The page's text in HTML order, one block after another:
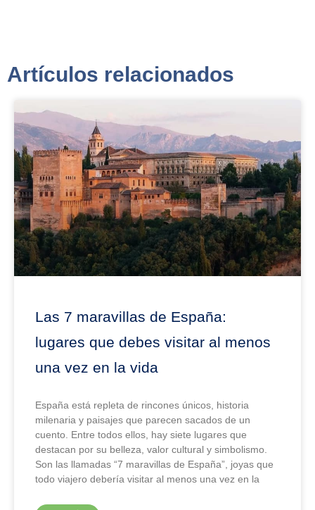
Artículos relacionados
Las 7 maravillas de España:
lugares que debes visitar al menos
una vez en la vida
España está repleta de rincones únicos, historia
milenaria y paisajes que parecen sacados de un
cuento. Entre todos ellos, hay siete lugares que
destacan por su belleza, valor cultural y simbolismo.
Son las llamadas “7 maravillas de España”, joyas que
todo viajero debería visitar al menos una vez en la